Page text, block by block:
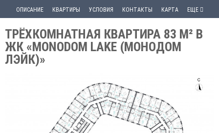
ОПИСАНИЕ КВАРТИРЫ УСЛОВИЯ КОНТАКТЫ КАРТА ЕЩЕ
ТРЁХКОМНАТНАЯ КВАРТИРА 83 М² В
ЖК «MONODOM LAKE (МОНОДОМ
ЛЭЙК)»